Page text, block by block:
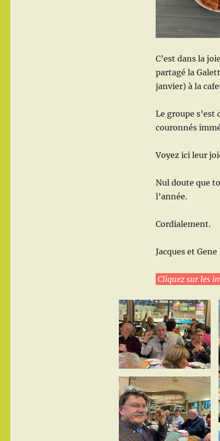
C’est dans la
partagé la
janvier) à la
Le groupe
couronnés
Voyez ici leur
Nul doute que
l’année.
Cordialement.
Jacques et Gene
Cliquez sur les